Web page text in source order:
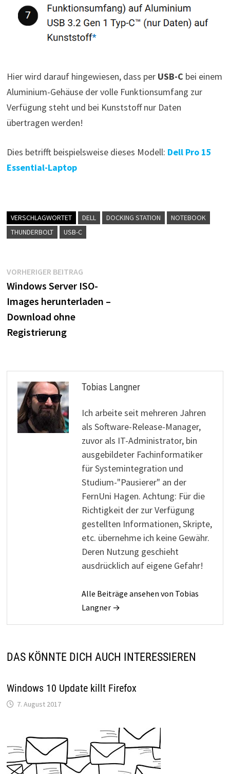
Hier wird darauf hingewiesen, dass per USB-C bei einem
Aluminium-Gehäuse der volle Funktionsumfang zur
Verfügung steht und bei Kunststoff nur Daten
übertragen werden!
Dies betrifft beispielsweise dieses Modell: Dell Pro 15
Essential-Laptop
VERSCHLAGWORTET DELL DOCKING STATION
NOTEBOOK
THUNDERBOLT
USB-C
Beitragsnavigation
VORHERIGER BEITRAGVorheriger
Beitrag:
Windows Server ISO-
Images herunterladen –
Download ohne
Registrierung
Tobias Langner
Ich arbeite seit mehreren Jahren
als Software-Release-Manager,
zuvor als IT-Administrator, bin
ausgebildeter Fachinformatiker
für Systemintegration und
Studium-"Pausierer" an der
FernUni Hagen. Achtung: Für die
Richtigkeit der zur Verfügung
gestellten Informationen, Skripte,
etc. übernehme ich keine Gewähr.
Deren Nutzung geschieht
ausdrücklich auf eigene Gefahr!
Alle Beiträge ansehen von Tobias
Langner →
DAS KÖNNTE DICH AUCH INTERESSIEREN
Windows 10 Update killt Firefox
7. August 2017